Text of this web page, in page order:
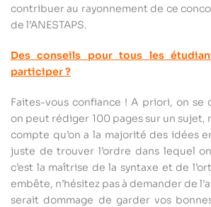
contribuer au rayonnement de ce
de l’ANESTAPS.
Des conseils pour tous les
participer ?
Faites-vous confiance ! A priori, on se
on peut rédiger 100 pages sur un sujet,
compte qu’on a la majorité des idées
juste de trouver l’ordre dans lequel
c’est la maîtrise de la syntaxe et de
embête, n’hésitez pas à demander de
serait dommage de garder vos